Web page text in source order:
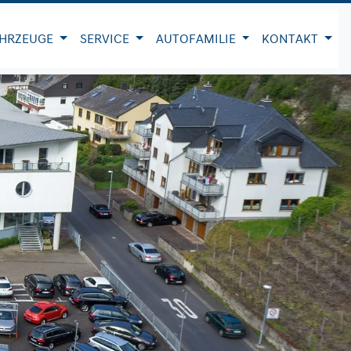
SERVICE AUTOFAMILIE KONTAKT